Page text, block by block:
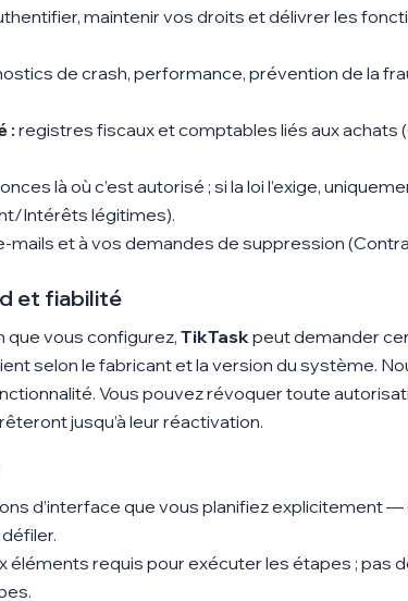
maintenir vos droits et délivrer les
de crash, performance, prévention de la
: registres fiscaux et comptables liés aux achats
là où c’est autorisé ; si la loi l’exige,
Intérêts légitimes).
mails et à vos demandes de suppression
et fiabilité
que vous configurez, TikTaskpeut demander
selon le fabricant et la version du système.
Vous pouvez révoquer toute
jusqu’à leur réactivation.
d’interface que vous planifiez explicitement —
éléments requis pour exécuter les étapes ; pas